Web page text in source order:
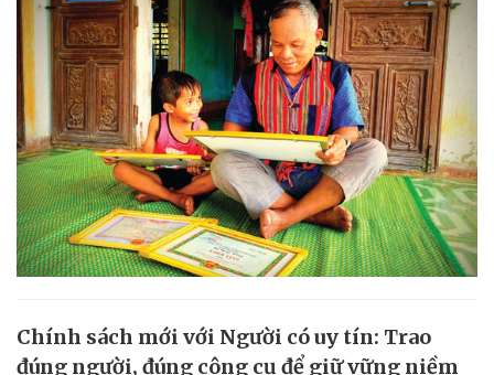
Chính sách mới với Người có uy tín: Trao
đúng người, đúng công cụ để giữ vững niềm